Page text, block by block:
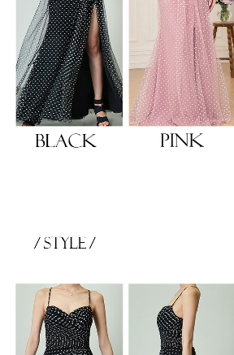
ピース
、自分らしく、美しく。-